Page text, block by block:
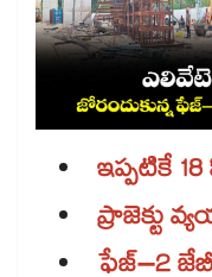
ఇప్పటికే 18
ప్రాజెక్టు
ఫేజ్–2